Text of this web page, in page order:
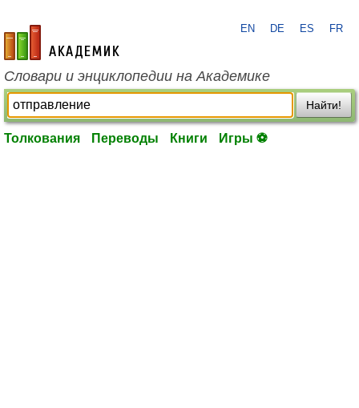
academic.ru
EN DE ES FR
Словари и энциклопедии на Академике
Найти!
Толкования Переводы Книги Игры ⚽